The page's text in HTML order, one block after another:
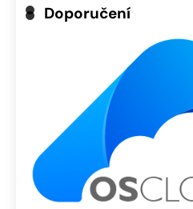
Doporučení